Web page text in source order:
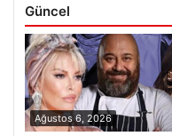
Güncel
Ağustos 6, 2026